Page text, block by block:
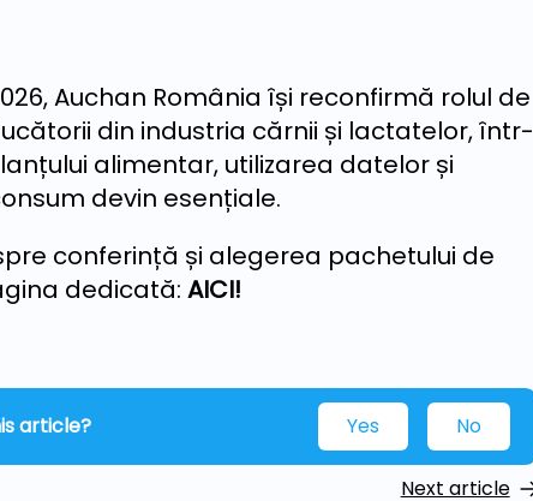
Auchan România își reconfirmă rolul de
din industria cărnii și lactatelor, într-
alimentar, utilizarea datelor și
devin esențiale.
conferință și alegerea pachetului de
dedicată: AICI!
article? Yes No
Next article